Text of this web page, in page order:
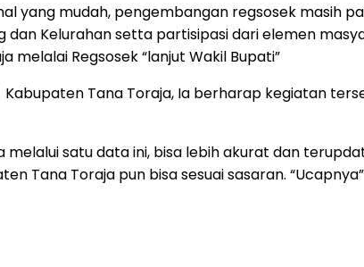
yang mudah, pengembangan regsosek masih
Kelurahan setta partisipasi dari elemen
Regsosek “lanjut Wakil Bupati”
Kabupaten Tana Toraja, Ia berharap kegiatan
melalui satu data ini, bisa lebih akurat dan
Tana Toraja pun bisa sesuai sasaran. “Ucapnya”